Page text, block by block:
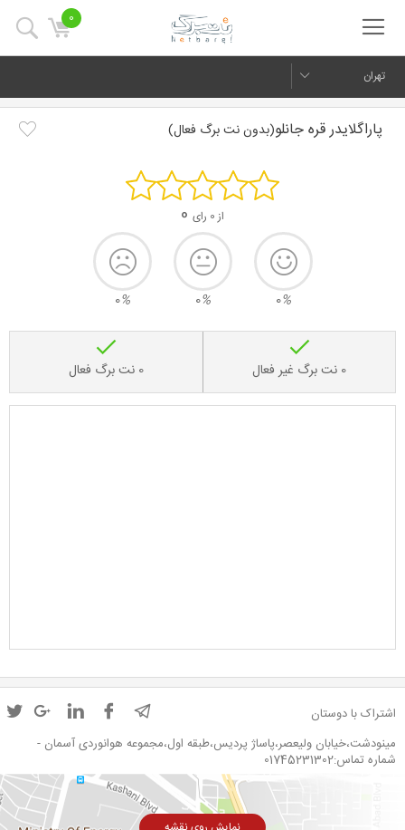
0
تهران
پاراگلایدر قره جانلو(بدون نت برگ فعال)
از 0 رای 0
0%
0%
0%
0 نت برگ غیر فعال 0 نت برگ فعال
اشتراک با دوستان
مینودشت،خیابان ولیعصر،پاساژ پردیس،طبقه اول،مجموعه هوانوردی آسمان -
شماره تماس:01745231302